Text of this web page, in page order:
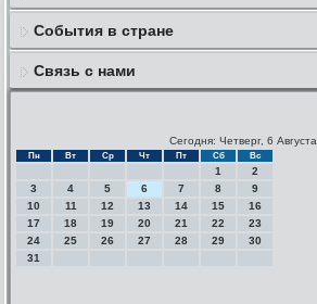
События в стране
Связь с нами
Сегодня: Четверг, 6 Августа
Пн Вт Ср Чт Пт Сб Вс
1
2
3
4 5 6 7 8
9
10
11 12 13 14 15
16
17
18 19 20 21 22
23
24
25 26 27 28 29
30
31